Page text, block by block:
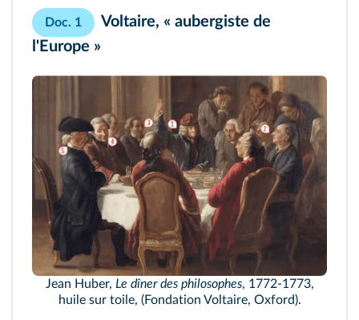
Doc. 1
Voltaire, « aubergiste de
l'Europe »
Jean Huber, Le dîner des philosophes, 1772-1773,
huile sur toile, (Fondation Voltaire, Oxford).